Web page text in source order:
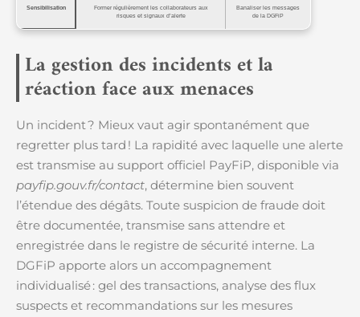
Sensibilisation
Former régulièrement les collaborateurs aux
risques et signaux d’alerte
Banaliser les messages
de la DGFiP
La gestion des incidents et la
réaction face aux menaces
Un incident ? Mieux vaut agir spontanément que
regretter plus tard ! La rapidité avec laquelle une alerte
est transmise au support officiel PayFiP, disponible via
payfip.gouv.fr/contact, détermine bien souvent
l’étendue des dégâts. Toute suspicion de fraude doit
être documentée, transmise sans attendre et
enregistrée dans le registre de sécurité interne. La
DGFiP apporte alors un accompagnement
individualisé : gel des transactions, analyse des flux
suspects et recommandations sur les mesures